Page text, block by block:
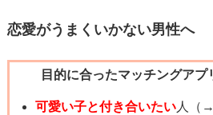
女性の場合は男性よりも「恋愛＝人
め、あなたが浮気をしていなくと
大きくなり、思わぬところであら
恋愛がうまくいかない男性へ
目的に合ったマッチングアプ
可愛い子と付き合いたい人（→